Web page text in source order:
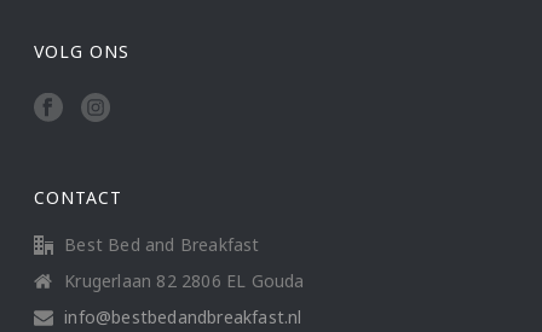
VOLG ONS
CONTACT
Best Bed and Breakfast
Krugerlaan 82 2806 EL Gouda
info@bestbedandbreakfast.nl